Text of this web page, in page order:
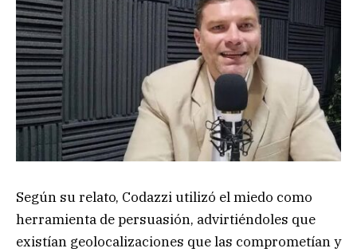
Según su relato, Codazzi utilizó el miedo como
herramienta de persuasión, advirtiéndoles que
existían geolocalizaciones que las comprometían y